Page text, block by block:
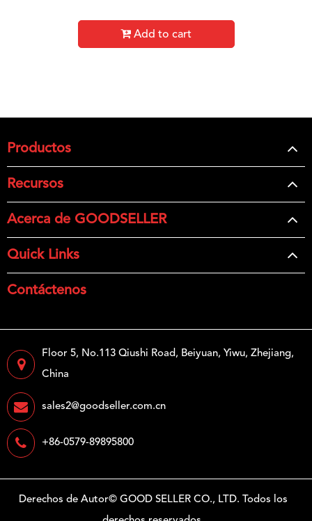
Add to cart
Productos
Recursos
Acerca de GOODSELLER
Quick Links
Contáctenos
Floor 5, No.113 Qiushi Road, Beiyuan, Yiwu, Zhejiang,
China
sales2@goodseller.com.cn
+86-0579-89895800
Derechos de Autor© GOOD SELLER CO., LTD. Todos los